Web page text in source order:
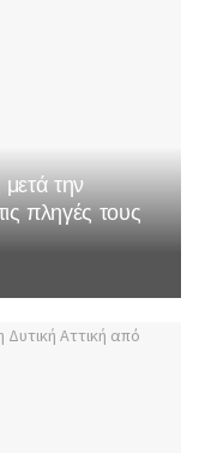
την
πληγές τους